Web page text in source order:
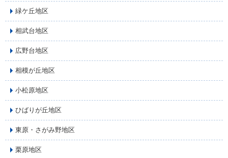
緑ケ丘地区
相武台地区
広野台地区
相模が丘地区
小松原地区
ひばりが丘地区
東原・さがみ野地区
栗原地区